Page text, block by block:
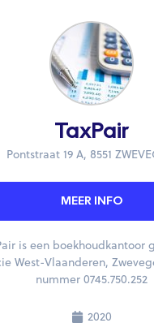
TaxPair
Pontstraat 19 A, 8551
MEER INFO
is een boekhoudkantoor
West-Vlaanderen,
nummer 0745.750.252
2020